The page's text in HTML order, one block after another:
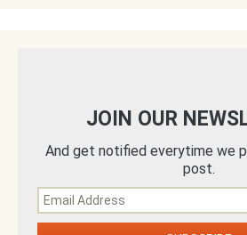
JOIN OUR
And get notified everytime we
post.